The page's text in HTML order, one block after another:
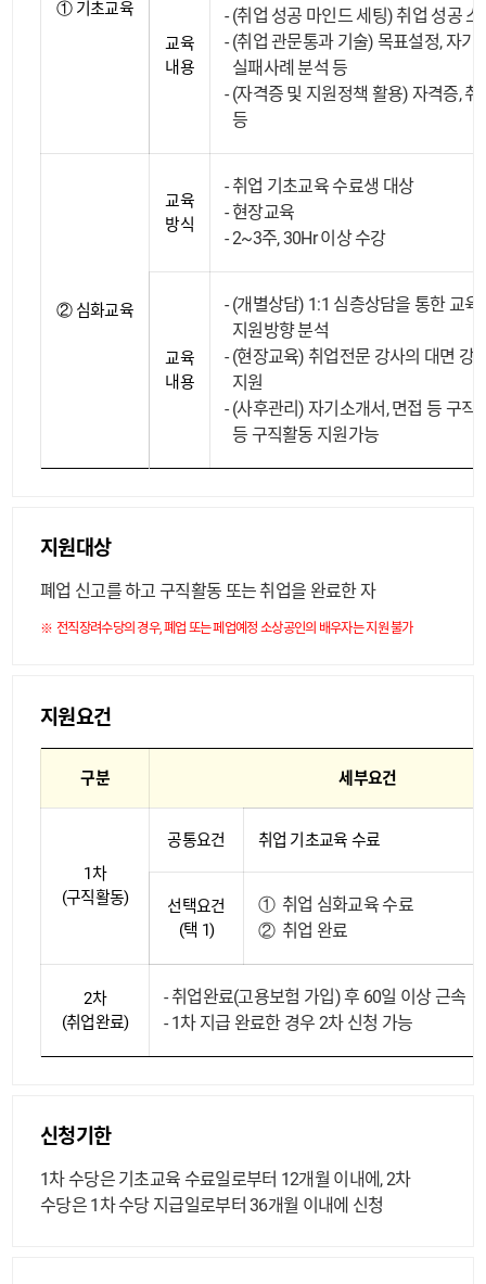
① 기초교육
교육
내용
(취업 성공 마인드 세팅) 취업 성공
(취업 관문통과 기술) 목표설정, 자기
실패사례 분석 등
(자격증 및 지원정책 활용) 자격증,
등
② 심화교육
교육
방식
취업 기초교육 수료생 대상
현장교육
2~3주, 30Hr 이상 수강
교육
내용
(개별상담) 1:1 심층상담을 통한 교
지원방향 분석
(현장교육) 취업전문 강사의 대면 강
지원
(사후관리) 자기소개서, 면접 등 구직
등 구직활동 지원가능
지원대상
폐업 신고를 하고 구직활동 또는 취업을 완료한 자
전직장려수당의 경우, 폐업 또는 페업예정 소상공인의 배우자는 지원 불가
지원요건
구분 세부요건
1차
(구직활동)
공통요건 취업 기초교육 수료
선택요건
(택 1)
① 취업 심화교육 수료
② 취업 완료
2차
(취업완료)
취업완료(고용보험 가입) 후 60일 이상 근속
1차 지급 완료한 경우 2차 신청 가능
신청기한
1차 수당은 기초교육 수료일로부터 12개월 이내에, 2차
수당은 1차 수당 지급일로부터 36개월 이내에 신청